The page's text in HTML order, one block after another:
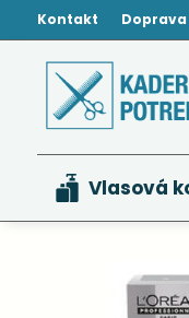
Kontakt
Vlasová